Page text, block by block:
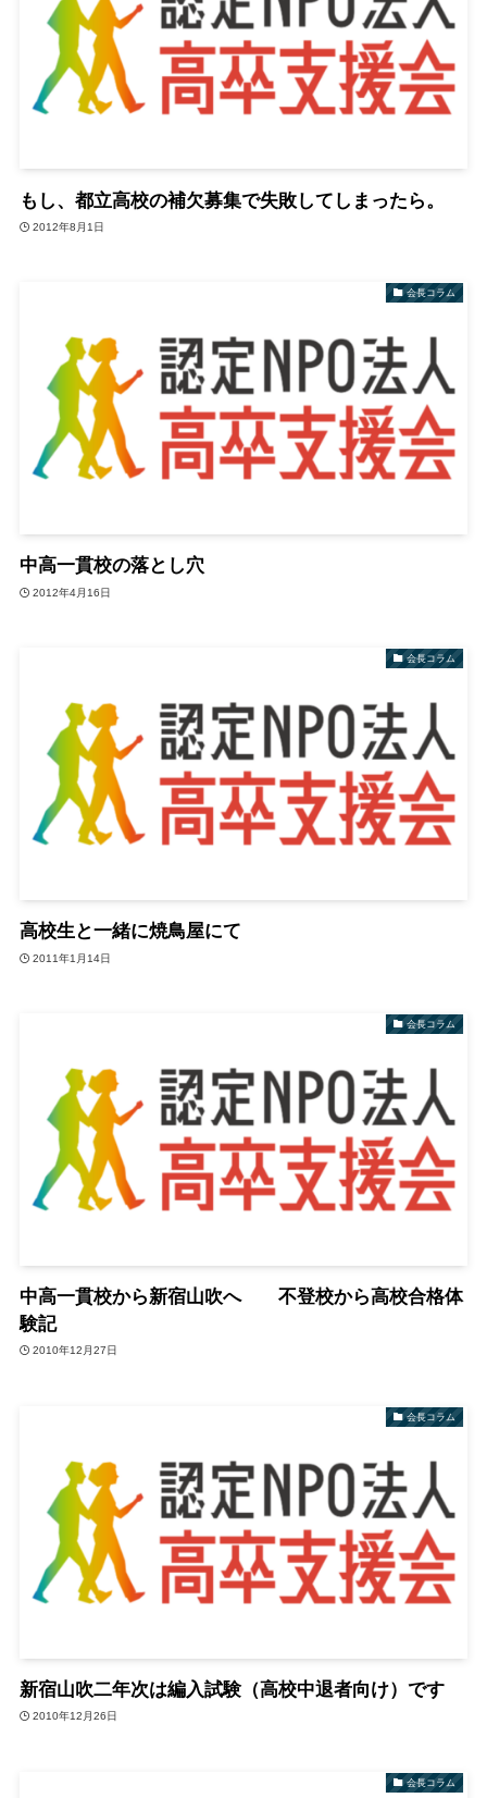
もし、都立高校の補欠募集で失敗してしまったら。
2012年8月1日
会長コラム
中高一貫校の落とし穴
2012年4月16日
会長コラム
高校生と一緒に焼鳥屋にて
2011年1月14日
会長コラム
中高一貫校から新宿山吹へ 不登校から高校合格体
験記
2010年12月27日
会長コラム
新宿山吹二年次は編入試験（高校中退者向け）です
2010年12月26日
会長コラム